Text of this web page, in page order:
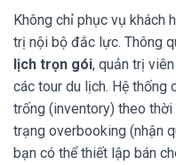
Không chỉ phục vụ khách
trị nội bộ đắc lực. Thông
lịch trọn gói, quản trị
các tour du lịch. Hệ thống
trống (inventory) theo
trạng overbooking (nhận
bạn có thể thiết lập bán